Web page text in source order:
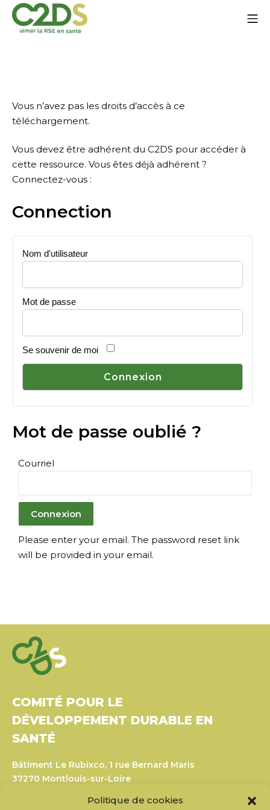
Politique de cookies
Aller
contenu
Vous n’avez pas les droits d’accès à ce
téléchargement.
Vous devez être adhérent du C2DS pour accéder à
cette ressource. Vous êtes déjà adhérent ?
Connectez-vous :
Connection
Nom d'utilisateur
Mot de passe
Se souvenir de moi
Mot de passe oublié ?
Courriel
Please enter your email. The password reset link
will be provided in your email.
COMITÉ POUR LE
DÉVELOPPEMENT DURABLE EN
SANTÉ
Bâtiment Le Rubixco, 1 rue Bernard Maris
37270 Montlouis-sur-Loire